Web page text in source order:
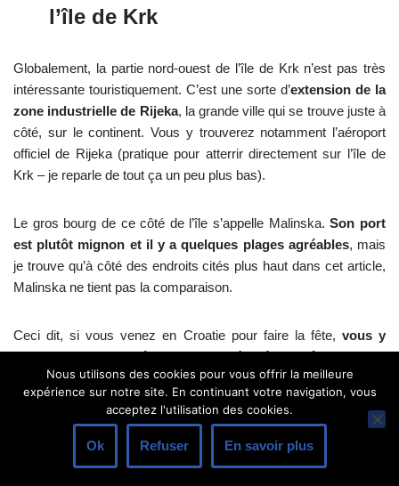
l’île de Krk
Globalement, la partie nord-ouest de l’île de Krk n’est pas très
intéressante touristiquement. C’est une sorte d’extension de la
zone industrielle de Rijeka, la grande ville qui se trouve juste à
côté, sur le continent. Vous y trouverez notamment l’aéroport
officiel de Rijeka (pratique pour atterrir directement sur l’île de
Krk – je reparle de tout ça un peu plus bas).
Le gros bourg de ce côté de l’île s’appelle Malinska.Son port
est plutôt mignon et il y a quelques plages agréables, mais
je trouve qu’à côté des endroits cités plus haut dans cet article,
Malinska ne tient pas la comparaison.
Ceci dit, si vous venez en Croatie pour faire la fête, vous y
trouverez la discothèque la plus réputée de l’île: le Club
> Stara Baška et ses environs
Nous utilisons des cookies pour vous offrir la meilleure
expérience sur notre site. En continuant votre navigation, vous
acceptez l'utilisation des cookies.
Ok Refuser En savoir plus